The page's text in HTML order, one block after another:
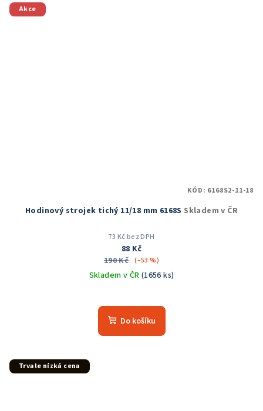
Akce
Hodinový strojek tichý 11/18 mm 6168S Skladem v ČR
73 Kč bez DPH
88 Kč
190 Kč (–53 %)
Skladem v ČR (1656 ks)
hodnocení
produktu
Do košíku
KÓD: 6168S2-11-18
Trvale nízká cena